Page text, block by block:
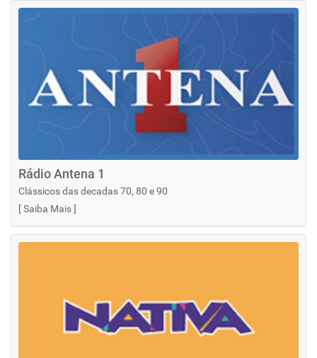
Rádio Antena 1
Clássicos das decadas 70, 80 e 90
[Saiba Mais]